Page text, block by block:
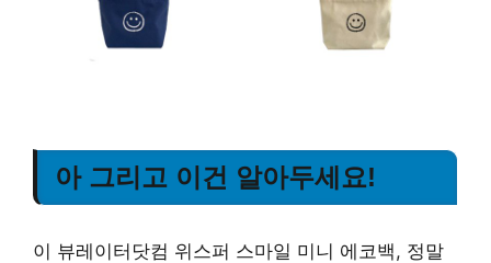
아 그리고 이건 알아두세요!
이 뷰레이터닷컴 위스퍼 스마일 미니 에코백, 정말